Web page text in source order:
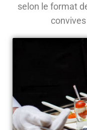
selon le format